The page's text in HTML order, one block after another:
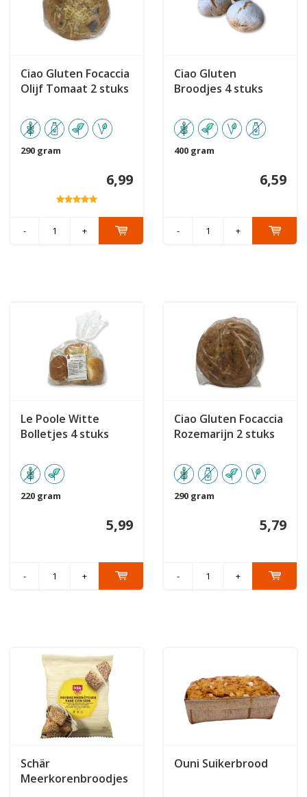
Ciao Gluten Focaccia
Olijf Tomaat 2 stuks
290 gram
6,99
- +
Ciao Gluten
Broodjes 4 stuks
400 gram
6,59
- +
Le Poole Witte
Bolletjes 4 stuks
220 gram
5,99
- +
Ciao Gluten Focaccia
Rozemarijn 2 stuks
290 gram
5,79
- +
Schär
Meerkorenbroodjes
Ouni Suikerbrood